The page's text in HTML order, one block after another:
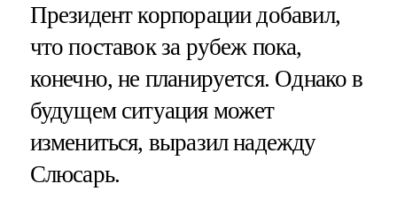
Президент корпорации добавил,
что поставок за рубеж пока,
конечно, не планируется. Однако в
будущем ситуация может
измениться, выразил надежду
Слюсарь.